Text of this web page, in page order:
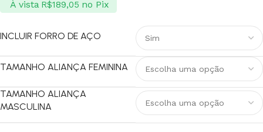
À vista R$189,05 no Pix
INCLUIR FORRO DE AÇO
TAMANHO ALIANÇA FEMININA
TAMANHO ALIANÇA
MASCULINA